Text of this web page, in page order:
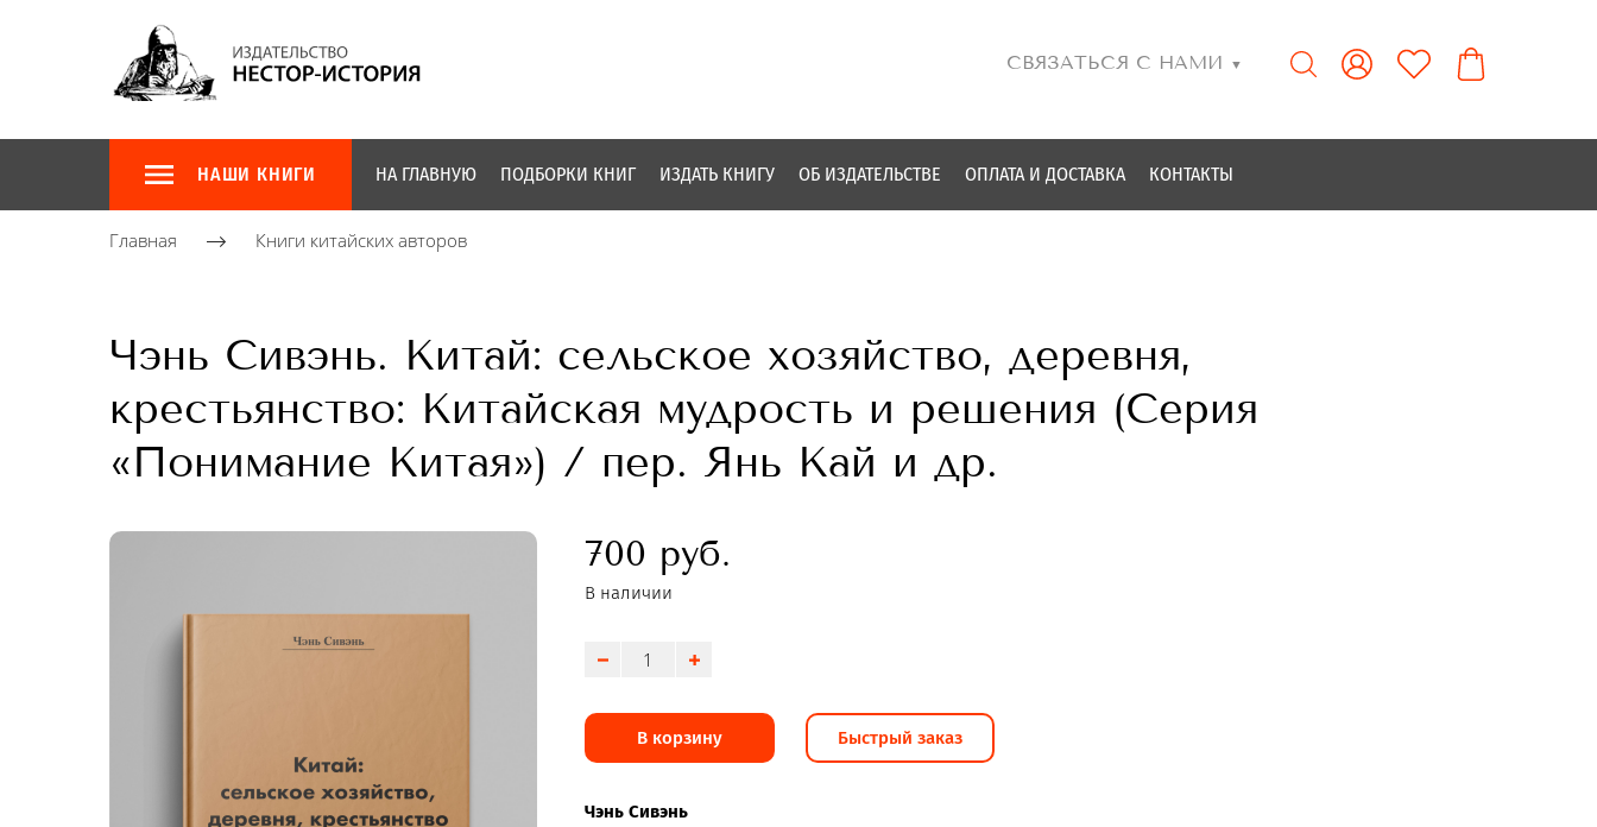
СВЯЗАТЬСЯ С НАМИ ▼
НАШИ КНИГИ НА ГЛАВНУЮ ПОДБОРКИ КНИГ ИЗДАТЬ КНИГУ ОБ ИЗДАТЕЛЬСТВЕ ОПЛАТА И ДОСТАВКА КОНТАКТЫ
Главная Книги китайских авторов
Чэнь Сивэнь. Китай: сельское хозяйство, деревня,
крестьянство: Китайская мудрость и решения (Серия
«Понимание Китая») / пер. Янь Кай и др.
700 руб.
В наличии
В корзину Быстрый заказ
Чэнь Сивэнь